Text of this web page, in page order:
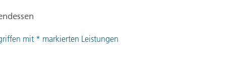
mit * markierten Leistungen